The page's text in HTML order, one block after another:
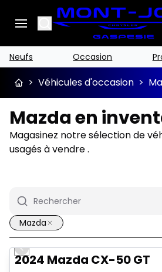
Search
Neufs Occasion
> Véhicules d'occasion >
Mazda en
Magasinez notre sélection de
usagés à vendre .
Mazda
Très bonne offre
Previous slide
2024 Mazda CX-50 GT